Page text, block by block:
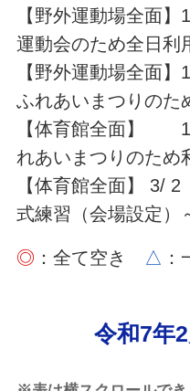
【野外運動場全面】
運動会のため全日利
【野外運動場
ふれあいまつりのた
【体育館全面】
れあいまつりのため
【体育館全面】 3/
式練習（会場設定）
◎ ：全て空き △
令和7年2